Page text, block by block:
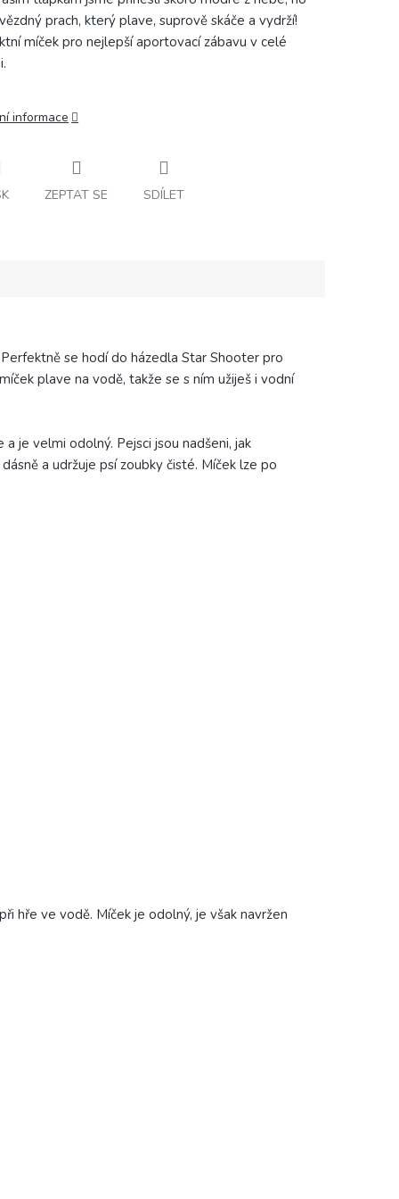
prach, který plave, suprově skáče a vydrží!
míček pro nejlepší aportovací zábavu v celé
informace
ZEPTAT SE SDÍLET
se hodí do házedla Star Shooter pro
plave na vodě, takže se s ním užiješ i vodní
je velmi odolný. Pejsci jsou nadšeni, jak
a udržuje psí zoubky čisté. Míček lze po
hře ve vodě. Míček je odolný, je však navržen